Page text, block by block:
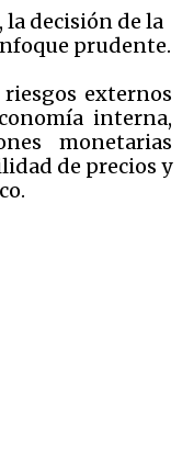
decisión de la
prudente.
externos
interna,
monetarias
de precios y